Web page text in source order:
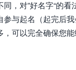
同，对”好名字“的
参与起名（起完后
可以完全确保您